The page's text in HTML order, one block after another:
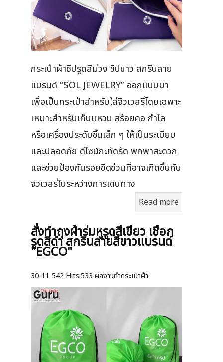
กระเป๋าผ้าซิปรูดสีม่วง ซิปขาว สกรีนลาย
แบรนด์ “SOL JEWELRY” ออกแบบมา
เพื่อเป็นกระเป๋าสำหรับใส่จิวเวลรี่โดยเฉพาะ
เหมาะสำหรับเก็บแหวน สร้อยคอ กำไล
หรือเครื่องประดับชิ้นเล็ก ๆ ให้เป็นระเบียบ
และปลอดภัย ดีไซน์กะทัดรัด พกพาสะดวก
และช่วยป้องกันรอยขีดข่วนที่อาจเกิดขึ้นกับ
จิวเวลรี่ในระหว่างการเดินทาง
Read more
สั่งทำถุงผ้าร่มหูรูดสีเขียว เชือก
รูดสีดำ สกรีนลายสีขาวแบรนด์
"EGCO"
30-11-542 Hits:533 ผลงานทำกระเป๋าผ้า